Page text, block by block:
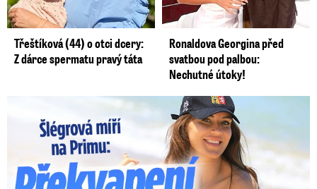
Třeštíková (44) o otci dcery:
Z dárce spermatu pravý táta
Ronaldova Georgina před
svatbou pod palbou:
Nechutné útoky!
Lucie Šlégrová míří na Primu. Překvapení pro sporťáky!